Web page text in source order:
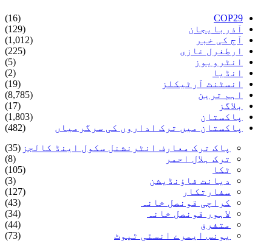
COP29
(16)
آذربایجان
(129)
آج کی خبر
(1,012)
ارطغرل غازی
(225)
انٹرویوز
(5)
انڈیا
(2)
انسٹنٹ آرٹیکلز
(19)
اہم ترین
(8,785)
بلاگز
(17)
پاکستان
(1,803)
پاکستان میں ترک اداروں کی سرگرمیاں
(482)
پاک ترک معارف انٹرنشنل سکول اینڈ کالجز (35)
ترک ہلال احمر
(8)
ٹکا
(105)
دیانت فاؤنڈیشن
(3)
سفارتکار
(127)
کراچی قونصل خانہ
(43)
لاہور قونصل خانہ
(34)
متفرق
(44)
یونس ایمرے انسٹی ٹیوٹ
(73)